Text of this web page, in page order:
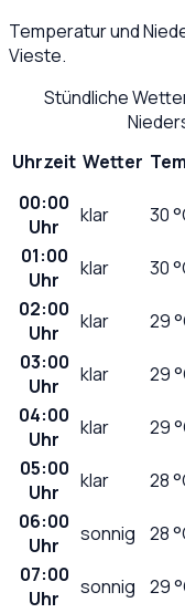
Temperatur und
Vieste.
Stündliche
Uhrzeit Wetter
00:00
Uhr
klar 30
01:00
Uhr
klar 30
02:00
Uhr
klar 29
03:00
Uhr
klar 29
04:00
Uhr
klar 29
05:00
Uhr
klar 28
06:00
Uhr
sonnig 28
07:00
Uhr
sonnig 29